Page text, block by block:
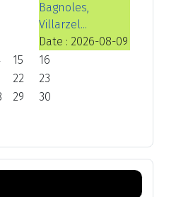
Bagnoles,
Villarzel...
Date : 2026-08-09
15
16
22
23
29
30